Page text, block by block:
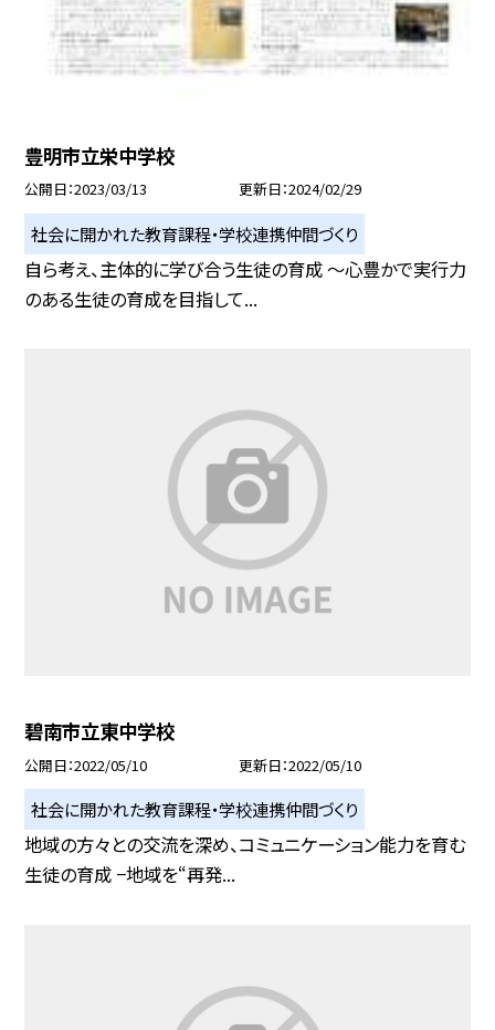
豊明市立栄中学校
公開日 2023/03/13 更新日 2024/02/29
社会に開かれた教育課程・学校連携仲間づくり
自ら考え、主体的に学び合う生徒の育成 〜心豊かで実行力
のある生徒の育成を目指して...
碧南市立東中学校
公開日 2022/05/10 更新日 2022/05/10
社会に開かれた教育課程・学校連携仲間づくり
地域の方々との交流を深め、コミュニケーション能力を育む
生徒の育成 −地域を“再発...